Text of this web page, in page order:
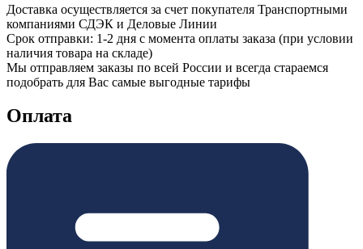
Доставка осуществляется за счет покупателя Транспортными
компаниями СДЭК и Деловые Линии
Срок отправки: 1-2 дня с момента оплаты заказа (при условии
наличия товара на складе)
Мы отправляем заказы по всей России и всегда стараемся
подобрать для Вас самые выгодные тарифы
Оплата